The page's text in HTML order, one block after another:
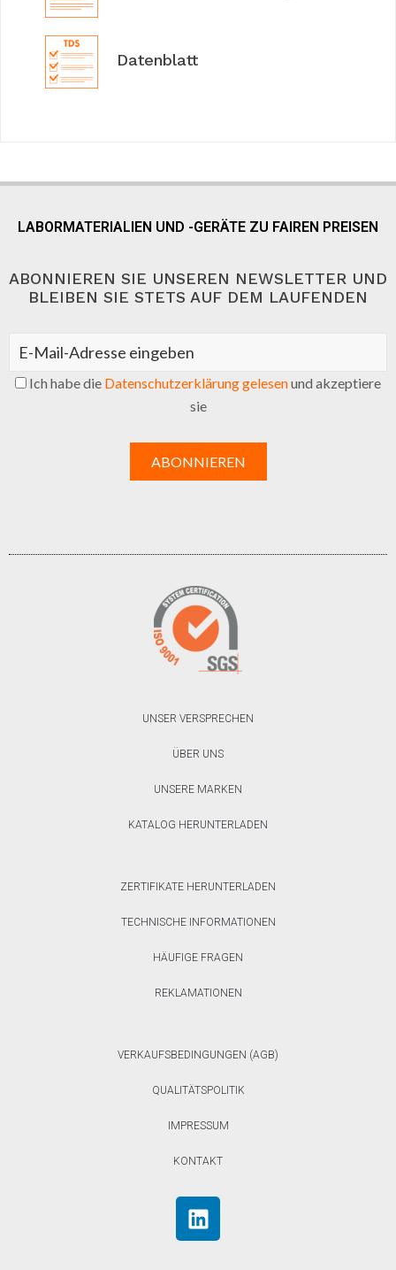
Datenblatt
LABORMATERIALIEN UND -GERÄTE ZU FAIREN PREISEN
ABONNIEREN SIE UNSEREN NEWSLETTER UND
BLEIBEN SIE STETS AUF DEM LAUFENDEN
Ich habe die Datenschutzerklärung gelesenund akzeptiere
sie
UNSER VERSPRECHEN
ÜBER UNS
UNSERE MARKEN
KATALOG HERUNTERLADEN
ZERTIFIKATE HERUNTERLADEN
TECHNISCHE INFORMATIONEN
HÄUFIGE FRAGEN
REKLAMATIONEN
VERKAUFSBEDINGUNGEN (AGB)
QUALITÄTSPOLITIK
IMPRESSUM
KONTAKT